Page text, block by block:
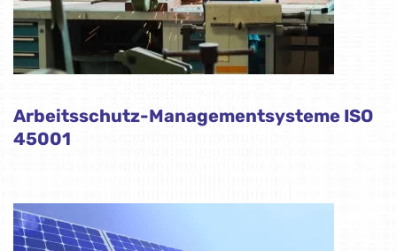
Arbeitsschutz-Managementsysteme ISO
45001